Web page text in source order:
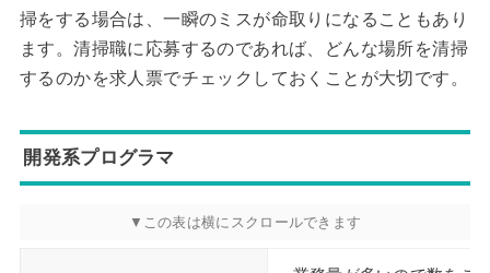
掃をする場合は、一瞬のミスが命取りになることもあり
ます。清掃職に応募するのであれば、どんな場所を清掃
するのかを求人票でチェックしておくことが大切です。
開発系プログラマ